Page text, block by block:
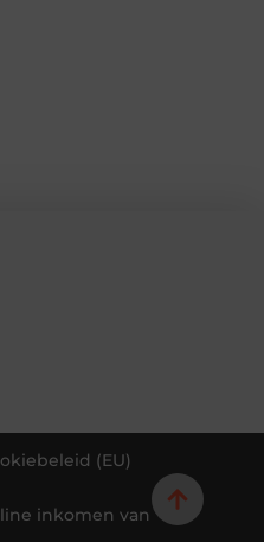
(EU)
inkomen van